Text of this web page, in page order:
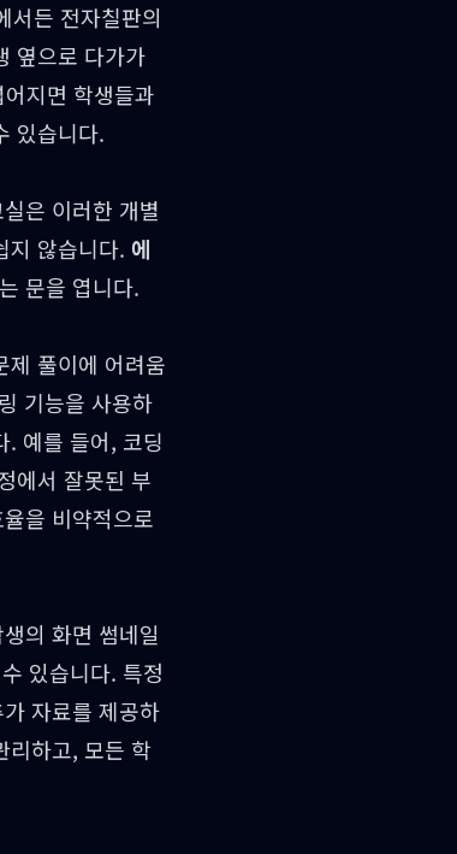
서든 전자칠판의
옆으로 다가가
지면 학생들과
있습니다.
은 이러한 개별
지 않습니다. 에
문을 엽니다.
제 풀이에 어려움
기능을 사용하
. 예를 들어, 코딩
에서 잘못된 부
을 비약적으로
의 화면 썸네일
있습니다. 특정
자료를 제공하
리하고, 모든 학